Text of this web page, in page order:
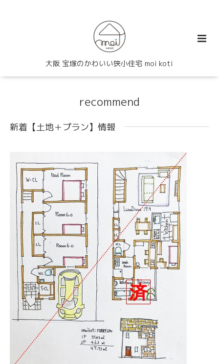
大阪 宝塚のかわいい狭小住宅 moi koti
recommend
新着【土地＋プラン】情報